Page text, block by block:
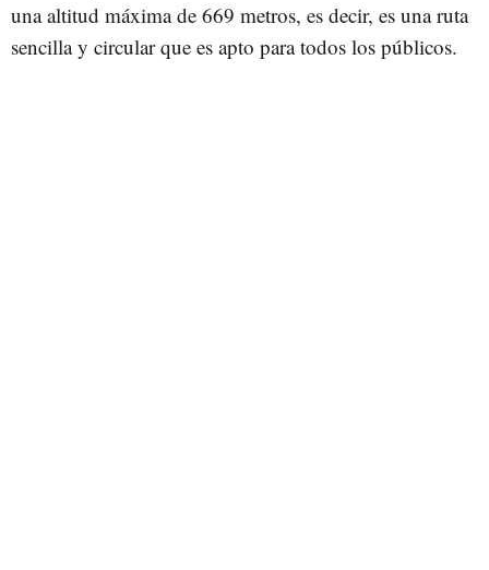
una altitud máxima de 669 metros, es decir, es una ruta
sencilla y circular que es apto para todos los públicos.